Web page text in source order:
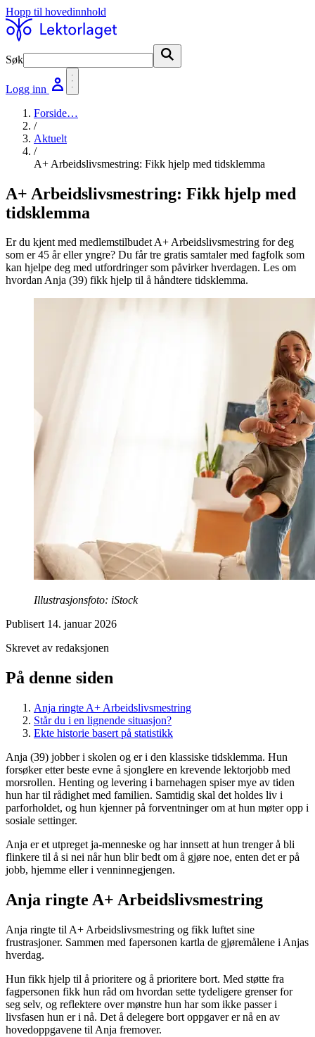
Hopp til hovedinnhold
Søk
Logg inn
Forside…
/
Aktuelt
/
A+ Arbeidslivsmestring: Fikk hjelp med tidsklemma
A+ Arbeidslivsmestring: Fikk hjelp med
tidsklemma
Er du kjent med medlemstilbudet A+ Arbeidslivsmestring for deg
som er 45 år eller yngre? Du får tre gratis samtaler med fagfolk som
kan hjelpe deg med utfordringer som påvirker hverdagen. Les om
hvordan Anja (39) fikk hjelp til å håndtere tidsklemma.
Illustrasjonsfoto: iStock
Publisert 14. januar 2026
Skrevet av redaksjonen
På denne siden
Anja ringte A+ Arbeidslivsmestring
Står du i en lignende situasjon?
Ekte historie basert på statistikk
Anja (39) jobber i skolen og er i den klassiske tidsklemma. Hun
forsøker etter beste evne å sjonglere en krevende lektorjobb med
morsrollen. Henting og levering i barnehagen spiser mye av tiden
hun har til rådighet med familien. Samtidig skal det holdes liv i
parforholdet, og hun kjenner på forventninger om at hun møter opp i
sosiale settinger.
Anja er et utpreget ja-menneske og har innsett at hun trenger å bli
flinkere til å si nei når hun blir bedt om å gjøre noe, enten det er på
jobb, hjemme eller i venninnegjengen.
Anja ringte A+ Arbeidslivsmestring
Anja ringte til A+ Arbeidslivsmestring og fikk luftet sine
frustrasjoner. Sammen med fapersonen kartla de gjøremålene i Anjas
hverdag.
Hun fikk hjelp til å prioritere og å prioritere bort. Med støtte fra
fagpersonen fikk hun råd om hvordan sette tydeligere grenser for
seg selv, og reflektere over mønstre hun har som ikke passer i
livsfasen hun er i nå. Det å delegere bort oppgaver er nå en av
hovedoppgavene til Anja fremover.